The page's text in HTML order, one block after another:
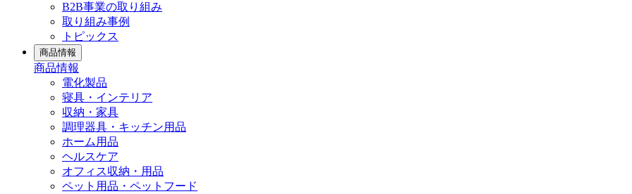
B2B事業の取り組み
取り組み事例
トピックス
商品情報
商品情報
電化製品
寝具・インテリア
収納・家具
調理器具・キッチン用品
ホーム用品
ヘルスケア
オフィス収納・用品
ペット用品・ペットフード